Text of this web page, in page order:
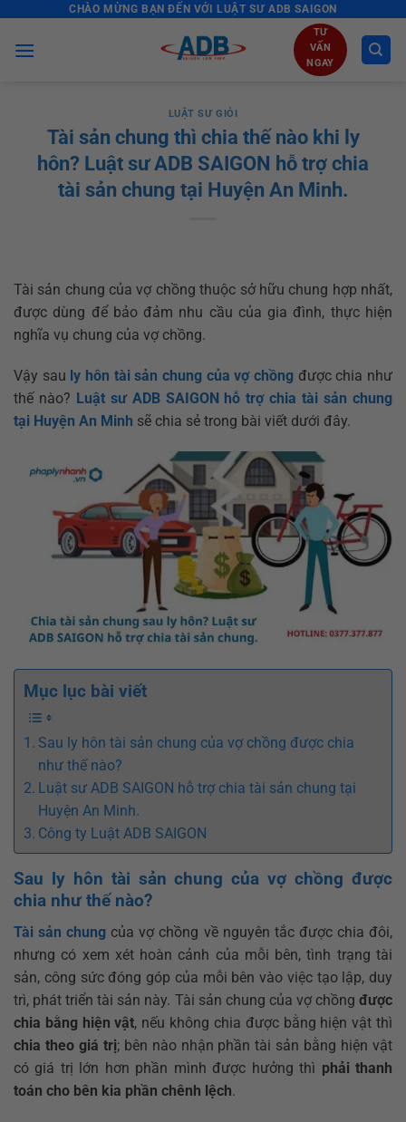
content
CHÀO MỪNG BẠN ĐẾN VỚI LUẬT SƯ ADB SAIGON
TƯ
VẤN
NGAY
LUẬT SƯ GIỎI
Tài sản chung thì chia thế nào khi ly
hôn? Luật sư ADB SAIGON hỗ trợ chia
tài sản chung tại Huyện An Minh.
Tài sản chung của vợ chồng thuộc sở hữu chung hợp nhất,
được dùng để bảo đảm nhu cầu của gia đình, thực hiện
nghĩa vụ chung của vợ chồng.
Vậy sau ly hôn tài sản chung của vợ chồng được chia như
thế nào? Luật sư ADB SAIGON hỗ trợ chia tài sản chung
tại Huyện An Minh sẽ chia sẻ trong bài viết dưới đây.
Mục lục bài viết
Sau ly hôn tài sản chung của vợ chồng được chia
như thế nào?
Luật sư ADB SAIGON hỗ trợ chia tài sản chung tại
Huyện An Minh.
Công ty Luật ADB SAIGON
Sau ly hôn tài sản chung của vợ chồng được
chia như thế nào?
Tài sản chung của vợ chồng về nguyên tắc được chia đôi,
nhưng có xem xét hoàn cảnh của mỗi bên, tình trạng tài
sản, công sức đóng góp của mỗi bên vào việc tạo lập, duy
trì, phát triển tài sản này. Tài sản chung của vợ chồng được
chia bằng hiện vật, nếu không chia được bằng hiện vật thì
chia theo giá trị; bên nào nhận phần tài sản bằng hiện vật
có giá trị lớn hơn phần mình được hưởng thì phải thanh
toán cho bên kia phần chênh lệch.